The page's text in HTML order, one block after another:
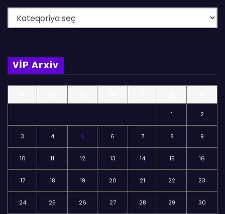
ö
m
l
VİP Arxiv
1 2
3 4 5 6 7 8 9
10 11 12 13 14 15 16
17 18 19 20 21 22 23
24 25 26 27 28 29 30